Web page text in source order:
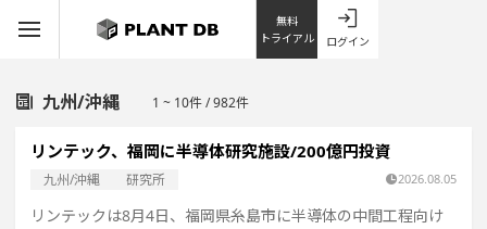
無料
トライアル
ログイン
九州/沖縄 1 ~ 10件 / 982件
リンテック、福岡に半導体研究施設/200億円投資
九州/沖縄 研究所 2026.08.05
リンテックは8月4日、福岡県糸島市に半導体の中間工程向け